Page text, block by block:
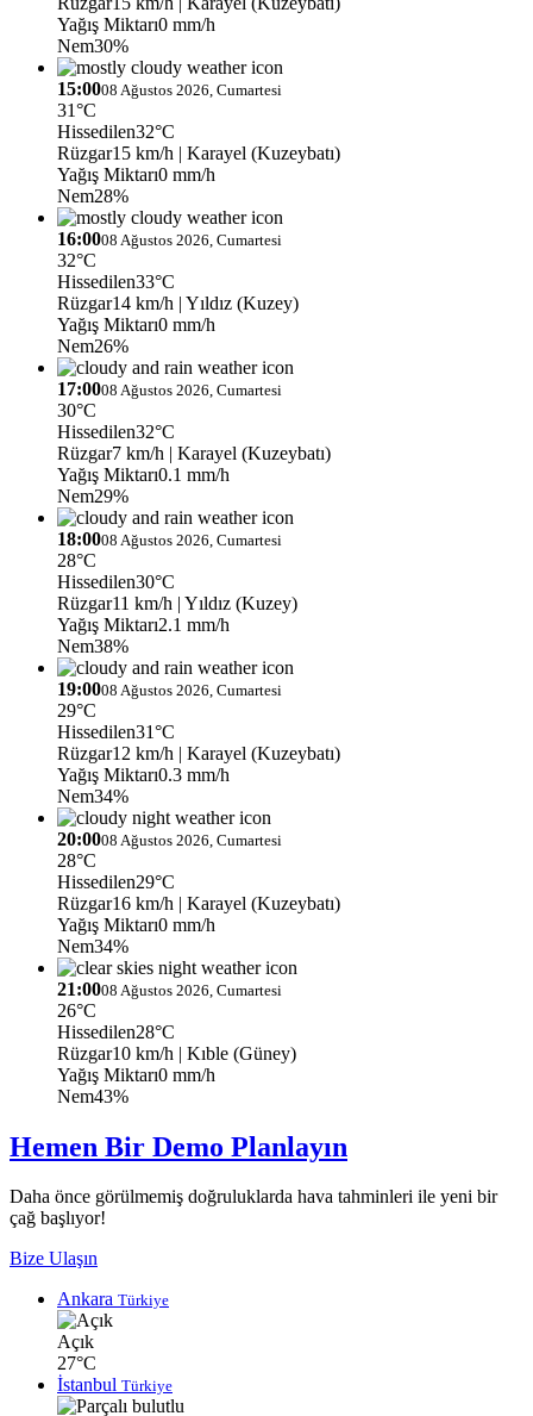
Yağış Miktarı0 mm/h
Nem30%
15:0008 Ağustos 2026, Cumartesi
31°C
Hissedilen32°C
Rüzgar15 km/h | Karayel (Kuzeybatı)
Yağış Miktarı0 mm/h
Nem28%
16:0008 Ağustos 2026, Cumartesi
32°C
Hissedilen33°C
Rüzgar14 km/h | Yıldız (Kuzey)
Yağış Miktarı0 mm/h
Nem26%
17:0008 Ağustos 2026, Cumartesi
30°C
Hissedilen32°C
Rüzgar7 km/h | Karayel (Kuzeybatı)
Yağış Miktarı0.1 mm/h
Nem29%
18:0008 Ağustos 2026, Cumartesi
28°C
Hissedilen30°C
Rüzgar11 km/h | Yıldız (Kuzey)
Yağış Miktarı2.1 mm/h
Nem38%
19:0008 Ağustos 2026, Cumartesi
29°C
Hissedilen31°C
Rüzgar12 km/h | Karayel (Kuzeybatı)
Yağış Miktarı0.3 mm/h
Nem34%
20:0008 Ağustos 2026, Cumartesi
28°C
Hissedilen29°C
Rüzgar16 km/h | Karayel (Kuzeybatı)
Yağış Miktarı0 mm/h
Nem34%
21:0008 Ağustos 2026, Cumartesi
26°C
Hissedilen28°C
Rüzgar10 km/h | Kıble (Güney)
Yağış Miktarı0 mm/h
Nem43%
Hemen Bir Demo Planlayın
Daha önce görülmemiş doğruluklarda hava tahminleri ile yeni bir
çağ başlıyor!
Bize Ulaşın
Ankara Türkiye
Açık
27°C
İstanbul Türkiye